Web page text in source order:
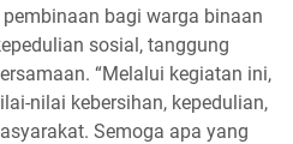
bagi warga binaan
sosial, tanggung
“Melalui kegiatan ini,
nilai kebersihan, kepedulian,
Semoga apa yang